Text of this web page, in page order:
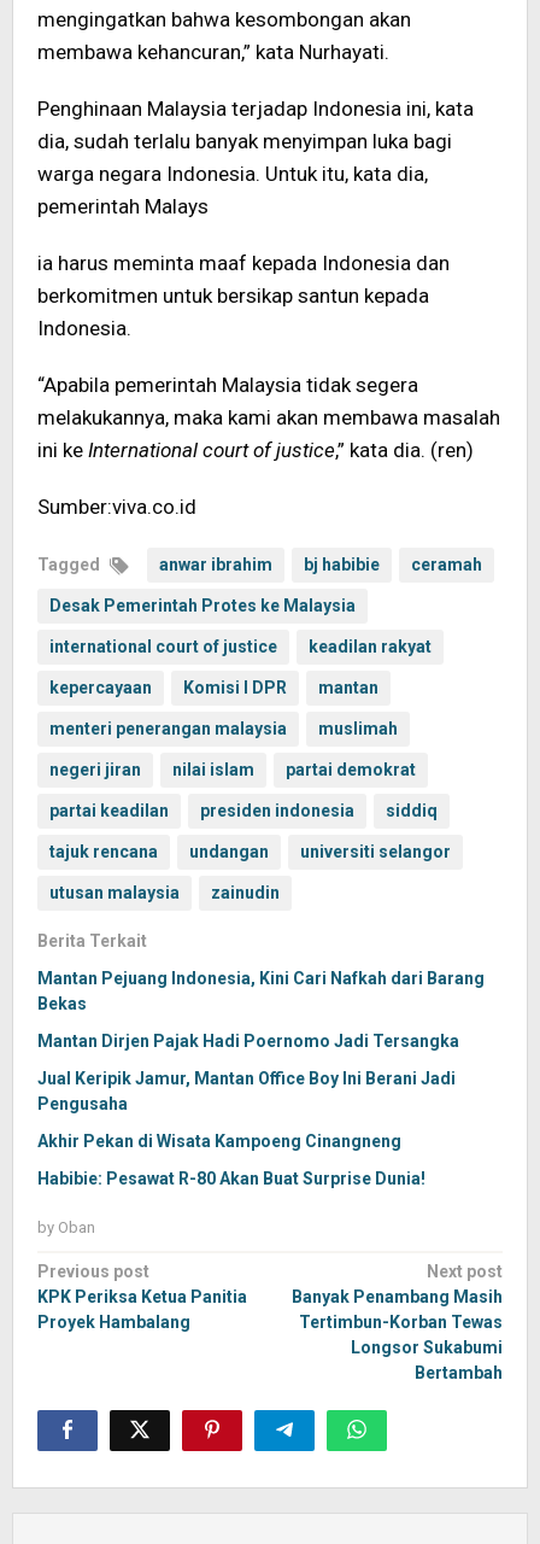
mengingatkan bahwa kesombongan akan
membawa kehancuran,” kata Nurhayati.
Penghinaan Malaysia terjadap Indonesia ini, kata
dia, sudah terlalu banyak menyimpan luka bagi
warga negara Indonesia. Untuk itu, kata dia,
pemerintah Malays
ia harus meminta maaf kepada Indonesia dan
berkomitmen untuk bersikap santun kepada
Indonesia.
“Apabila pemerintah Malaysia tidak segera
melakukannya, maka kami akan membawa masalah
ini ke International court of justice,” kata dia. (ren)
Sumber:viva.co.id
Tagged anwar ibrahim bj habibie ceramah
Desak Pemerintah Protes ke Malaysia
international court of justice keadilan rakyat
kepercayaan Komisi I DPR mantan
menteri penerangan malaysia muslimah
negeri jiran nilai islam partai demokrat
partai keadilan presiden indonesia siddiq
tajuk rencana undangan universiti selangor
utusan malaysia zainudin
Berita Terkait
Mantan Pejuang Indonesia, Kini Cari Nafkah dari Barang
Bekas
Mantan Dirjen Pajak Hadi Poernomo Jadi Tersangka
Jual Keripik Jamur, Mantan Office Boy Ini Berani Jadi
Pengusaha
Akhir Pekan di Wisata Kampoeng Cinangneng
Habibie: Pesawat R-80 Akan Buat Surprise Dunia!
by Oban
Post
navigation
Previous post
KPK Periksa Ketua Panitia
Proyek Hambalang
Next post
Banyak Penambang Masih
Tertimbun-Korban Tewas
Longsor Sukabumi
Bertambah